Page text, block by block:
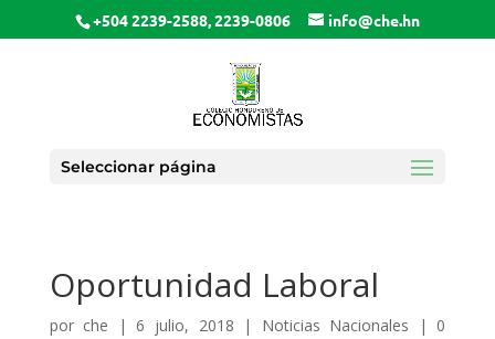
+504 2239-2588, 2239-0806 info@che.hn
Seleccionar página
Oportunidad Laboral
por che |6 julio, 2018 | Noticias Nacionales | 0